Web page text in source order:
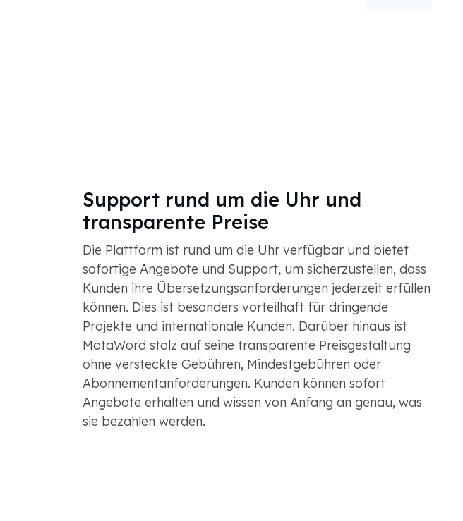
Support rund um die Uhr und
transparente Preise
Die Plattform ist rund um die Uhr verfügbar und bietet
sofortige Angebote und Support, um sicherzustellen, dass
Kunden ihre Übersetzungsanforderungen jederzeit erfüllen
können. Dies ist besonders vorteilhaft für dringende
Projekte und internationale Kunden. Darüber hinaus ist
MotaWord stolz auf seine transparente Preisgestaltung
ohne versteckte Gebühren, Mindestgebühren oder
Abonnementanforderungen. Kunden können sofort
Angebote erhalten und wissen von Anfang an genau, was
sie bezahlen werden.